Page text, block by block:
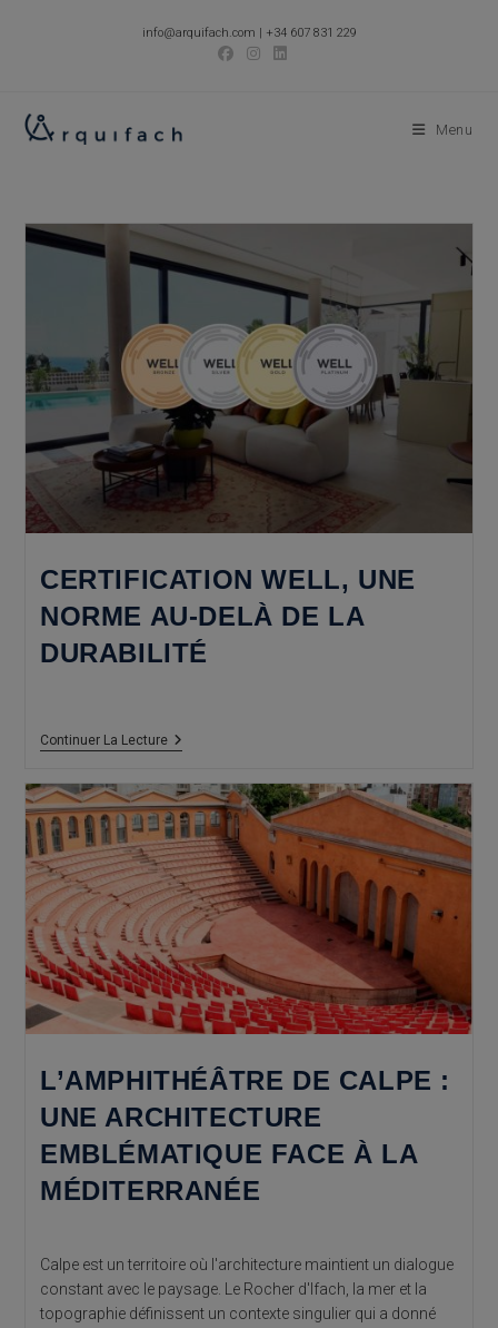
info@arquifach.com | +34 607 831 229
Menu
CERTIFICATION WELL, UNE
NORME AU-DELÀ DE LA
DURABILITÉ
Continuer La LectureCertification
Norme
Au-
Delà
De
La
Durabilité
L’AMPHITHÉÂTRE DE CALPE :
UNE ARCHITECTURE
EMBLÉMATIQUE FACE À LA
MÉDITERRANÉE
Calpe est un territoire où l'architecture maintient un dialogue
constant avec le paysage. Le Rocher d'Ifach, la mer et la
topographie définissent un contexte singulier qui a donné